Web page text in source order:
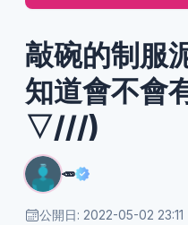
敲碗的制服
知道會不
▽///)
🥕
公開日: 2022-05-02 23:11